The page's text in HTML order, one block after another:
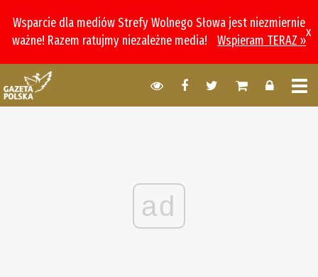
Wsparcie dla mediów Strefy Wolnego Słowa jest niezmiernie
ważne! Razem ratujmy niezależne media!
Wspieram TERAZ »
x
ad